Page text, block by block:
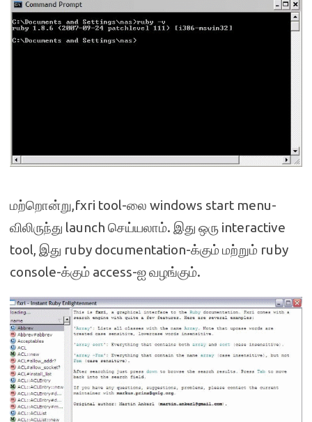
மற்றொன்று,fxri tool-லை windows start menu-
விலிருந்து launch செய்யலாம். இது ஒரு interactive
tool, இது ruby documentation-க்கும் மற்றும் ruby
console-க்கும் access-ஐ வழங்கும்.